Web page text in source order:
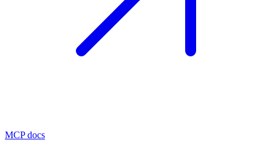
MCP docs